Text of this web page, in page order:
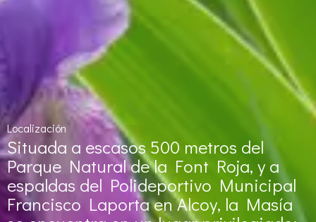
Localización
Situada a escasos 500 metros del
Parque Natural de la Font Roja, y a
espaldas del Polideportivo Municipal
Francisco Laporta en Alcoy, la Masía